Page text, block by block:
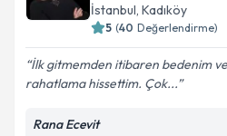
İstanbul, Kadıköy
5 (40 Değerlendirme)
İlk gitmemden itibaren bedenim
rahatlama hissettim. Çok...
Rana Ecevit